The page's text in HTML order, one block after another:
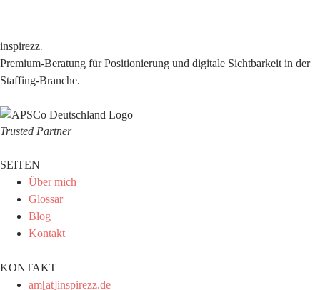
inspirezz.
Premium-Beratung für Positionierung und digitale Sichtbarkeit in der
Staffing-Branche.
Trusted Partner
SEITEN
Über mich
Glossar
Blog
Kontakt
KONTAKT
am[at]inspirezz.de